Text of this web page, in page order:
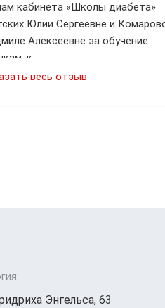
кабинета «Школы диабета»
Юлии Сергеевне и
Алексеевне за обучение
к…
весь отзыв
Энгельса, 63